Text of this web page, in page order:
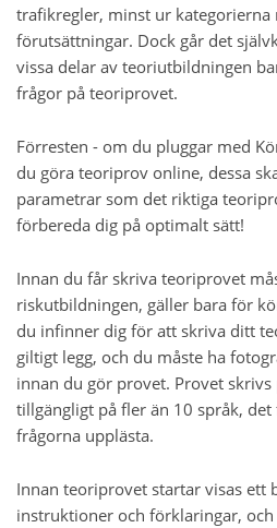
trafikregler, minst ur kategorierna
förutsättningar. Dock går det
vissa delar av teoriutbildningen
frågor på teoriprovet.
Förresten - om du pluggar med
du göra teoriprov online, dessa
parametrar som det riktiga
förbereda dig på optimalt sätt!
Innan du får skriva teoriprovet
riskutbildningen, gäller bara för
du infinner dig för att skriva ditt
giltigt legg, och du måste ha
innan du gör provet. Provet
tillgängligt på fler än 10 språk,
frågorna upplästa.
Innan teoriprovet startar visas ett
instruktioner och förklaringar,